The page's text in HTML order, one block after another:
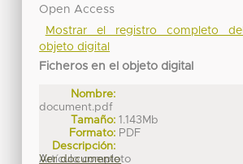
Open Access
Mostrar el registro completo del
objeto digital
Ficheros en el objeto digital
Nombre:
document.pdf
Tamaño: 1.143Mb
Formato: PDF
Descripción:
Artículo completo
Ver documento